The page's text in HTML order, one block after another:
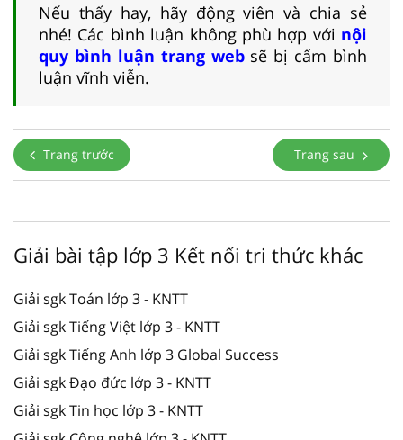
Nếu thấy hay, hãy động viên và chia sẻ
nhé! Các bình luận không phù hợp với nội
quy bình luận trang websẽ bị cấm bình
luận vĩnh viễn.
Trang trước Trang sau
Giải bài tập lớp 3 Kết nối tri thức khác
Giải sgk Toán lớp 3 - KNTT
Giải sgk Tiếng Việt lớp 3 - KNTT
Giải sgk Tiếng Anh lớp 3 Global Success
Giải sgk Đạo đức lớp 3 - KNTT
Giải sgk Tin học lớp 3 - KNTT